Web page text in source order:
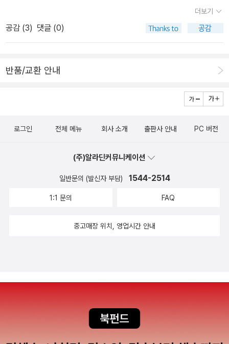
포함해) 자신의 인생을 변명하고픈 인간적 욕망을 있는 그대로 인정
하고, 있는 그대로 관찰하며, 있는 그대로 비판한다. 나는 노년세대
가 '돌의 체면'을 살리려는 부질없는 욕망을 거두지 못하는 것처럼 친
하고 있다. 내 눈에 비친 그것은 더욱 위선적이고 파렴치한 방식의 답
가, 전두환의 영남파시즘이, 노무현의 '영남패권주의에 투항한 지역
성은 없다! 나는 친노세력을 의식적 혹은 무의식적으로 '돌의 체
각한다. 그렇게 생각하는 나로서는 놀라운 일이었는데, 겸허하게도
자가 그뿐만은 아니겠지만 그런 독자를 발견하는 것이 어려운 것
은 사실이다. 그의 다음 글을 추천한다. 그의 겸허한 성찰적 자세를 우
다. http://blog.yes24.com/document/8469106 김욱, htt
적 은유에 가둘 때 간과하는 지점이 있다. 중도와 부동층이야말로 현
실 정치의 새로운 종교적 은유임을.'
비전 없이 내부분열만 반복하는 야당, 이라는 비판으로 대중은 손가
락질해왔다. 그리고 정치로부터 눈을 돌려왔고 누구의 탓이라고 할
것도 없이 '헬조선'은 더욱 '헬조선'이 되어갔다. 특유의 정치학적 통찰
간으로, 대중이 정확히 지탄해야할 것이 무엇인가 알려줄 책이라 기
가가 '도시' 그리고 '그림'라는 두 실타래를 얼기설기 엮어 현재 대한민
두 소재의 조합인가. 파편화되고 삭막해진 현대사회, 그리고 다른 이
산책하는 기분으로 차분하게 성찰할 수 있을 것이라 기대한다.
<엔첸스베르거의 판옵티콘> 엔첸스베르거는 독일문학의 대표 작가
자신만의 통찰력을 갖고 있다. 리히텐베르크의 의지를 따라 짧고 굵
우리가 익히 알고 있는, 제러미 벤덤이 고안한 의미의 판옵티콘이 아
관적인 잣대로 판단하고 개인적으로 용서할지 말지 결정한다. 하지만
이처럼 너무나 협소한 쓰임새에 비해 사실 진정성(authenticity)은
더보기
공감 (3) 댓글 (0)
반품/교환 안내
로그인 전체 메뉴 회사 소개 출판사 안내 PC 버전
(주)알라딘커뮤니케이션
일반문의 (발신자 부담) 1544-2514
1:1 문의 FAQ
중고매장 위치, 영업시간 안내